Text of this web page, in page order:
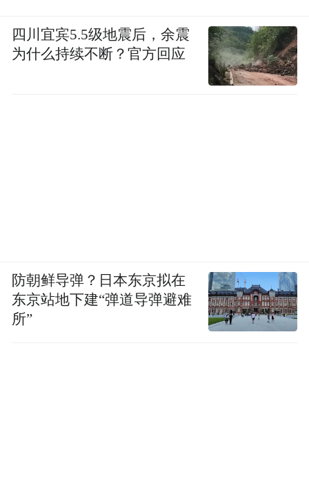
四川宜宾5.5级地震后，余震
为什么持续不断？官方回应
防朝鲜导弹？日本东京拟在
东京站地下建“弹道导弹避难
所”